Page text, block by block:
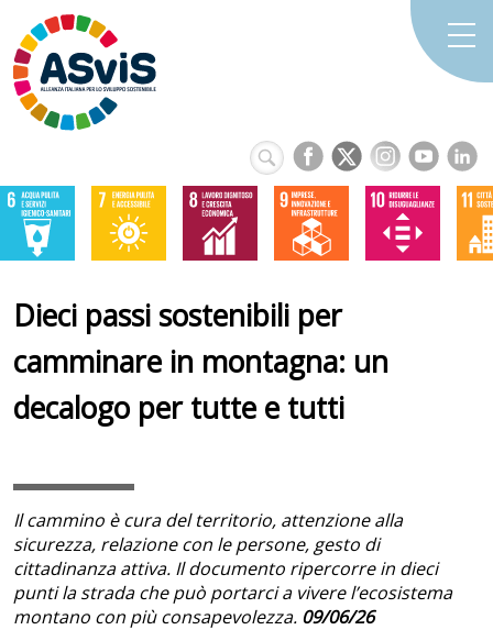
Dieci passi sostenibili per
camminare in montagna: un
decalogo per tutte e tutti
Il cammino è cura del territorio, attenzione alla
sicurezza, relazione con le persone, gesto di
cittadinanza attiva. Il documento ripercorre in dieci
punti la strada che può portarci a vivere l’ecosistema
montano con più consapevolezza. 09/06/26